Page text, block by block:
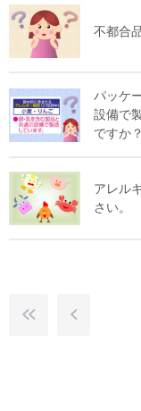
不都合
パッケ
設備で
ですか？
アレル
さい。